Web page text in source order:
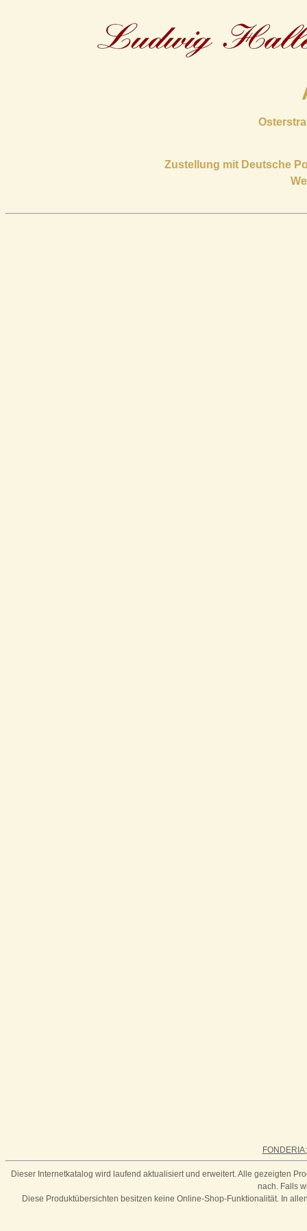
Zustellung mit Deutsche
FONDERIA:
Dieser Internetkatalog wird laufend aktualisiert und erweitert. Alle gezeigten
nach. Falls
Diese Produktübersichten besitzen keine Online-Shop-Funktionalität. In